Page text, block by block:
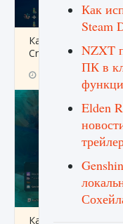
Как
Creatures of Ava
9 августа 2024
Как приручить
Как
Steam
NZXT
ПК в
Elden